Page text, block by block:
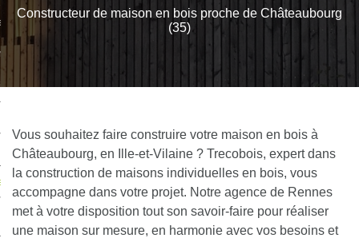
solutions
Trecobois
à NESTOR
Constructeur de maison en bois proche de Châteaubourg
(35)
Vous souhaitez faire construire votre maison en bois à
Châteaubourg, en Ille-et-Vilaine ? Trecobois, expert dans
la construction de maisons individuelles en bois, vous
accompagne dans votre projet. Notre agence de Rennes
met à votre disposition tout son savoir-faire pour réaliser
une maison sur mesure, en harmonie avec vos besoins et